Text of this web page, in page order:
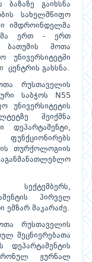
ბაზაზე გაიხსნა
სახელმწიფო
იმდროინდელმა
ერთ - ერთ
ბათუმის შოთა
უნივერსიტეტში
გახსნა.
რუსთაველის
საბჭოს N55
უნივერსიტეტის
შეიქმნა
დეპარტამენტი,
თურქოლოგიის
პირველ
მაკარაძე.
რუსთაველის
მეცნიერებათა
დეპარტამენტის
ჟურნალ